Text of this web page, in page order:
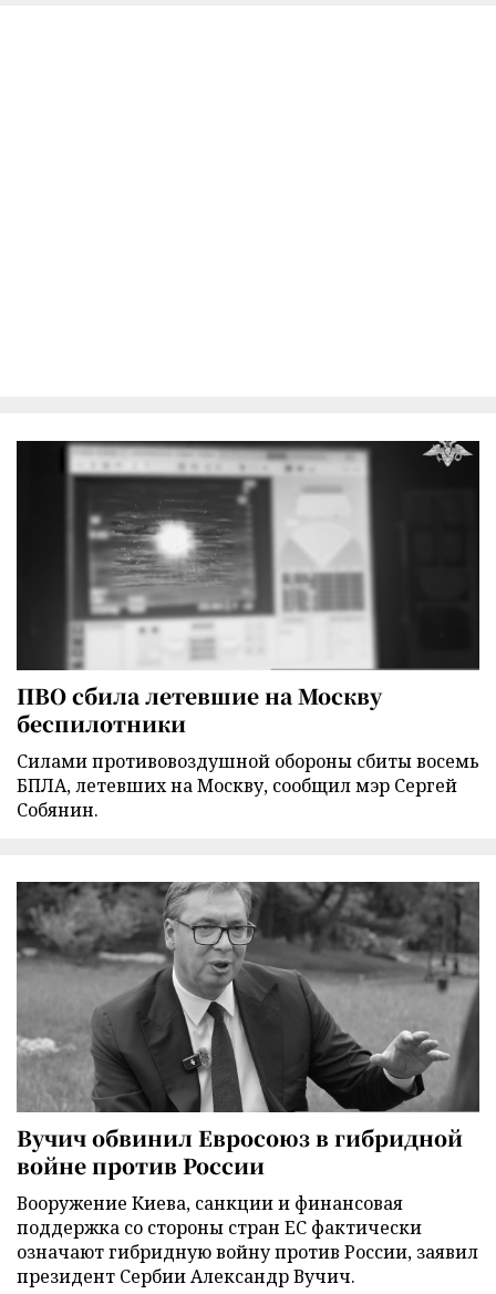
ПВО сбила летевшие на Москву
беспилотники
Силами противовоздушной обороны сбиты восемь
БПЛА, летевших на Москву, сообщил мэр Сергей
Собянин.
Вучич обвинил Евросоюз в гибридной
войне против России
Вооружение Киева, санкции и финансовая
поддержка со стороны стран ЕС фактически
означают гибридную войну против России, заявил
президент Сербии Александр Вучич.